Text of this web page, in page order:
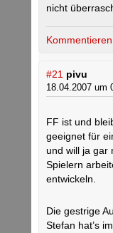
nicht
Kommentieren
#21 pivu
18.04.2007 um
FF ist und
geeignet für
und will ja gar
Spielern
entwickeln.
Die gestrige
Stefan hat’s